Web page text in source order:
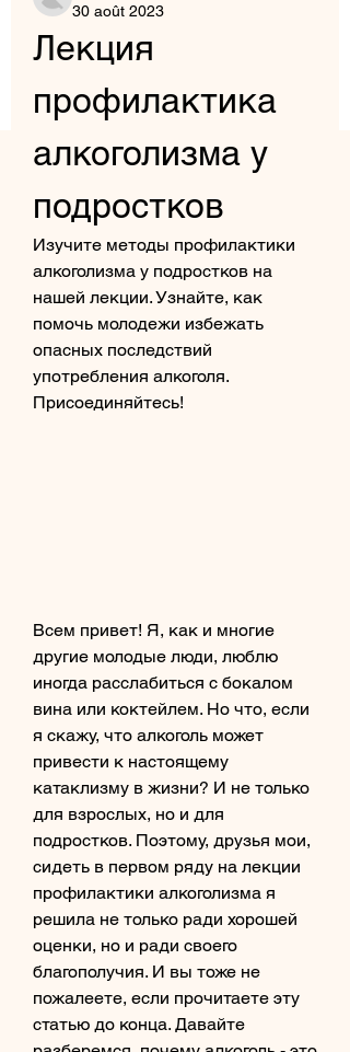
30 août 2023
Лекция
профилактика
алкоголизма у
подростков
Изучите методы профилактики
алкоголизма у подростков на
нашей лекции. Узнайте, как
помочь молодежи избежать
опасных последствий
употребления алкоголя.
Присоединяйтесь!
Всем привет! Я, как и многие
другие молодые люди, люблю
иногда расслабиться с бокалом
вина или коктейлем. Но что, если
я скажу, что алкоголь может
привести к настоящему
катаклизму в жизни? И не только
для взрослых, но и для
подростков. Поэтому, друзья мои,
сидеть в первом ряду на лекции
профилактики алкоголизма я
решила не только ради хорошей
оценки, но и ради своего
благополучия. И вы тоже не
пожалеете, если прочитаете эту
статью до конца. Давайте